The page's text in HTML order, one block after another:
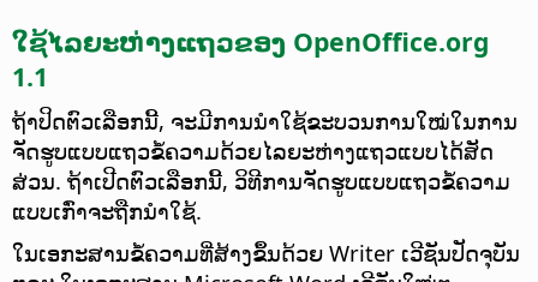
ໃຊ້ໄລຍະຫ່າງແຖວຂອງ OpenOffice.org
1.1
ຖ້າປິດຕົວເລືອກນີ້, ຈະມີການນຳໃຊ້ຂະບວນການໃໝ່ໃນການ
ຈັດຮູບແບບແຖວຂໍ້ຄວາມດ້ວຍໄລຍະຫ່າງແຖວແບບໄດ້ສັດ
ສ່ວນ. ຖ້າເປີດຕົວເລືອກນີ້, ວິທີການຈັດຮູບແບບແຖວຂໍ້ຄວາມ
ແບບເກົ່າຈະຖືກນຳໃຊ້.
ໃນເອກະສານຂໍ້ຄວາມທີ່ສ້າງຂຶ້ນດ້ວຍ Writer ເວີຊັນປັດຈຸບັນ